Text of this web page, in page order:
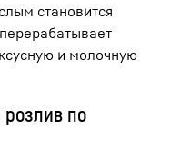
становится
и молочную
по